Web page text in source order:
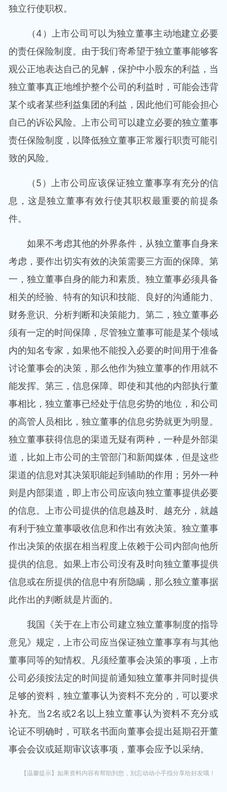
独立行使职权。
（4）上市公司可以为独立董事主动地建立必要
的责任保险制度。由于我们寄希望于独立董事能够客
观公正地表达自己的见解，保护中小股东的利益，当
独立董事真正地维护整个公司的利益时，可能会违背
某个或者某些利益集团的利益，因此他们可能会担心
自己的诉讼风险。上市公司可以建立必要的独立董事
责任保险制度，以降低独立董事正常履行职责可能引
致的风险。
（5）上市公司应该保证独立董事享有充分的信
息，这是独立董事有效行使其职权最重要的前提条
件。
如果不考虑其他的外界条件，从独立董事自身来
考虑，要作出切实有效的决策需要三方面的保障。第
一，独立董事自身的能力和素质。独立董事必须具备
相关的经验、特有的知识和技能、良好的沟通能力、
财务意识、分析判断和决策能力。第二，独立董事必
须有一定的时间保障，尽管独立董事可能是某个领域
内的知名专家，如果他不能投入必要的时间用于准备
讨论董事会的决策，那么他作为独立董事的作用就不
能发挥。第三，信息保障。即使和其他的内部执行董
事相比，独立董事已经处于信息劣势的地位，和公司
的高管人员相比，独立董事的信息劣势就更为明显。
独立董事获得信息的渠道无疑有两种，一种是外部渠
道，比如上市公司的主管部门和新闻媒体，但是这些
渠道的信息对其决策职能起到辅助的作用；另外一种
则是内部渠道，即上市公司应该向独立董事提供必要
的信息。上市公司提供的信息越及时、越充分，就越
有利于独立董事吸收信息和作出有效决策。独立董事
作出决策的依据在相当程度上依赖于公司内部向他所
提供的信息。如果上市公司没有及时向独立董事提供
信息或在所提供的信息中有所隐瞒，那么独立董事据
此作出的判断就是片面的。
我国《关于在上市公司建立独立董事制度的指导
意见》规定，上市公司应当保证独立董事享有与其他
董事同等的知情权。凡须经董事会决策的事项，上市
公司必须按法定的时间提前通知独立董事并同时提供
足够的资料，独立董事认为资料不充分的，可以要求
补充。当2名或2名以上独立董事认为资料不充分或
论证不明确时，可联名书面向董事会提出延期召开董
事会会议或延期审议该事项，董事会应予以采纳。
【温馨提示】如果资料内容有帮助到您，别忘动动小手指分享给好友哦！